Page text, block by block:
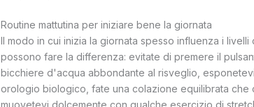
Routine mattutina per iniziare bene la giornata
Il modo in cui inizia la giornata spesso influenza i
possono fare la differenza: evitate di premere il
bicchiere d'acqua abbondante al risveglio,
orologio biologico, fate una colazione equilibrata
muovetevi dolcemente con qualche esercizio di